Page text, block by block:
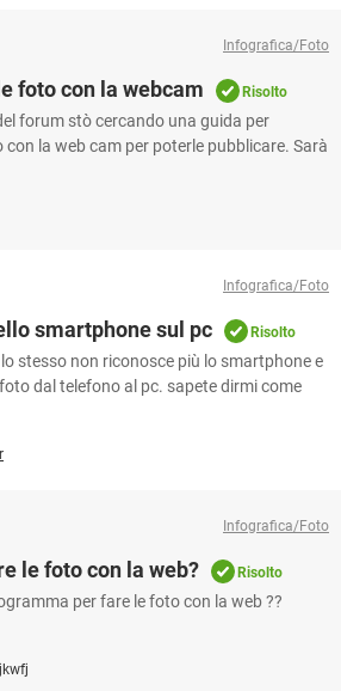
Infografica/Foto
foto con la webcam Risolto
forum stò cercando una guida per
la web cam per poterle pubblicare. Sarà
Infografica/Foto
smartphone sul pc Risolto
stesso non riconosce più lo smartphone e
dal telefono al pc. sapete dirmi come
Infografica/Foto
le foto con la web? Risolto
per fare le foto con la web ??